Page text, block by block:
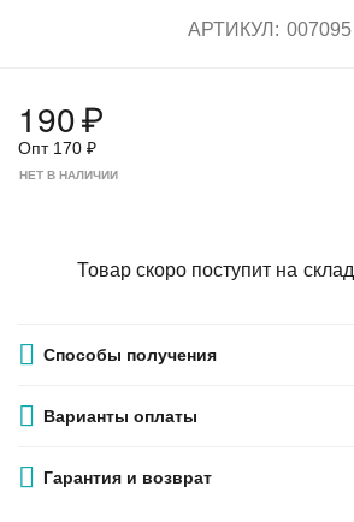
АРТИКУЛ: 007095
190₽
Опт 170 ₽
НЕТ В НАЛИЧИИ
Товар скоро поступит на склад
Способы получения
Варианты оплаты
Гарантия и возврат